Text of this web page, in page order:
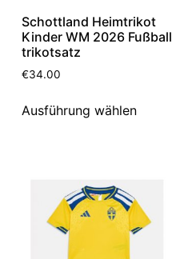
Schottland Heimtrikot
Kinder WM 2026 Fußball
trikotsatz
€34.00
Ausführung wählen